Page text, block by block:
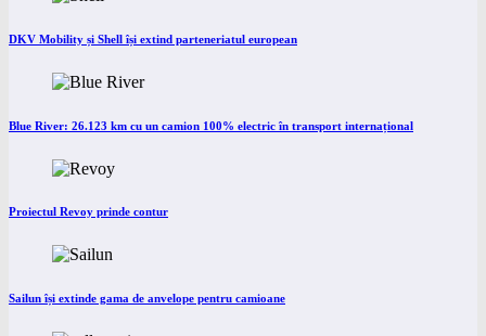
DKV Mobility și Shell își extind parteneriatul european
Blue River: 26.123 km cu un camion 100% electric în transport internațional
Proiectul Revoy prinde contur
Sailun își extinde gama de anvelope pentru camioane